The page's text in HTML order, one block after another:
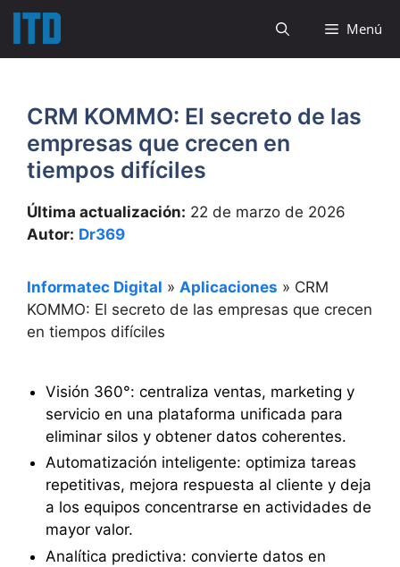
Saltar
contenido
Menú
CRM KOMMO: El secreto de las
empresas que crecen en
tiempos difíciles
Última actualización: 22 de marzo de 2026
Autor: Dr369
Informatec Digital » Aplicaciones » CRM
KOMMO: El secreto de las empresas que crecen
en tiempos difíciles
Visión 360°: centraliza ventas, marketing y
servicio en una plataforma unificada para
eliminar silos y obtener datos coherentes.
Automatización inteligente: optimiza tareas
repetitivas, mejora respuesta al cliente y deja
a los equipos concentrarse en actividades de
mayor valor.
Analítica predictiva: convierte datos en